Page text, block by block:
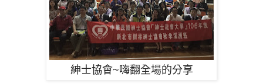
紳士協會~嗨翻全場的分享